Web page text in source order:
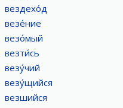
вездехо́д
везе́ние
везо́мый
везти́сь
везу́чий
везу́щийся
везшийся